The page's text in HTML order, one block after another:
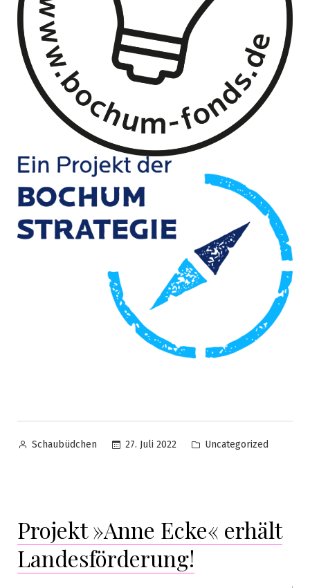
Schaubüdchen 27. Juli 2022 Uncategorized
Projekt »Anne Ecke« erhält
Landesförderung!